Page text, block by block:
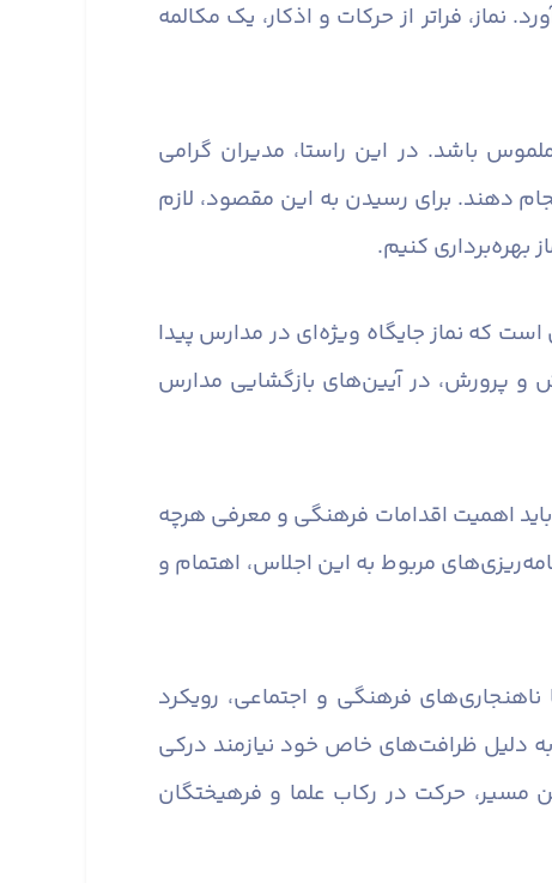
فراتر از حرکات و اذکار، یک مکالمه
باشد. در این راستا، مدیران گرامی
دهند. برای رسیدن به این مقصود، لازم
بهره‌برداری کنیم.
که نماز جایگاه ویژه‌ای در مدارس پیدا
و پرورش، در آیین‌های بازگشایی مدارس
باید اهمیت اقدامات فرهنگی و معرفی هرچه
مربوط به این اجلاس، اهتمام و
فرهنگی و اجتماعی، رویکرد
دلیل ظرافت‌های خاص خود نیازمند درکی
حرکت در رکاب علما و فرهیختگان